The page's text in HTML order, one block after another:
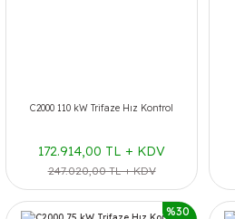
C2000 110 kW Trifaze Hız Kontrol
172.914,00 TL + KDV
247.020,00 TL + KDV
%30